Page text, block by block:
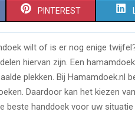
S
H
A
R
E
PINTEREST
A
E
wilt of is er nog enige
hiervan zijn. Een
plekken. Bij Hamamdoek.nl
Daardoor kan het kiezen
beste handdoek voor uw